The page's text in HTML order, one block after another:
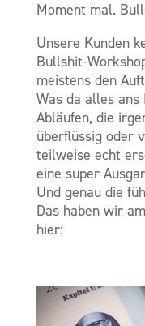
Moment mal.
Unsere Kunden
Bullshit-
meistens den
Was da alles ans
Abläufen, die
überflüssig oder
teilweise echt
eine super
Und genau die
Das haben wir
hier: